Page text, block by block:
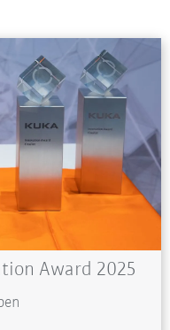
Award 2025